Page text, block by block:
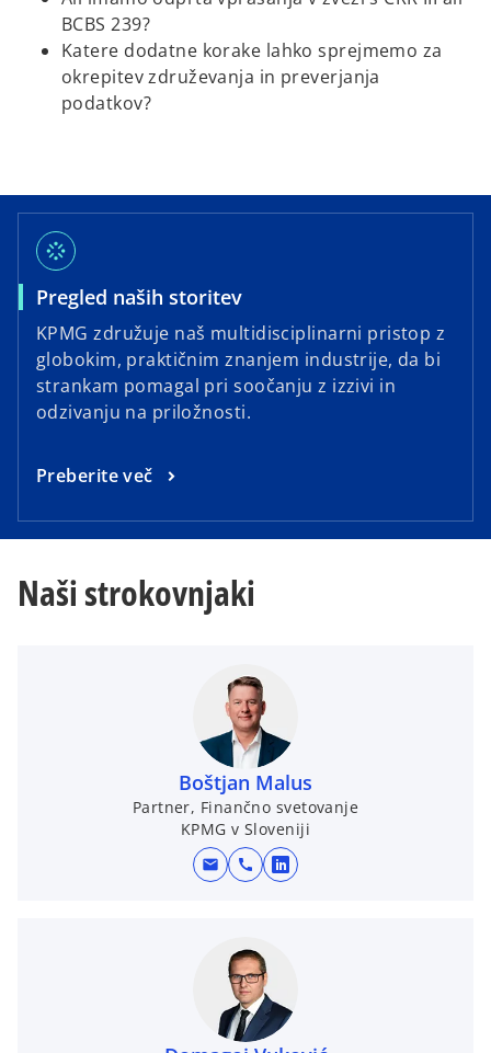
BCBS 239?
Katere dodatne korake lahko sprejmemo za
okrepitev združevanja in preverjanja
podatkov?
stream
Pregled naših storitevo
p
e
n
s
i
e
t
a
KPMG združuje naš multidisciplinarni pristop z
globokim, praktičnim znanjem industrije, da bi
strankam pomagal pri soočanju z izzivi in ​​
odzivanju na priložnosti.
Preberite več
o
e
s
i
Naši strokovnjaki
Boštjan Malus
Partner, Finančno svetovanje
KPMG v Sloveniji
mail call
o
i
n